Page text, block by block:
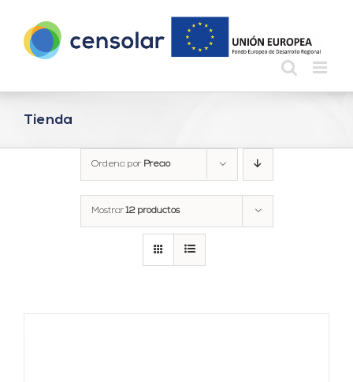
contenido
Tienda
Ordena por Precio
Mostrar12 productos